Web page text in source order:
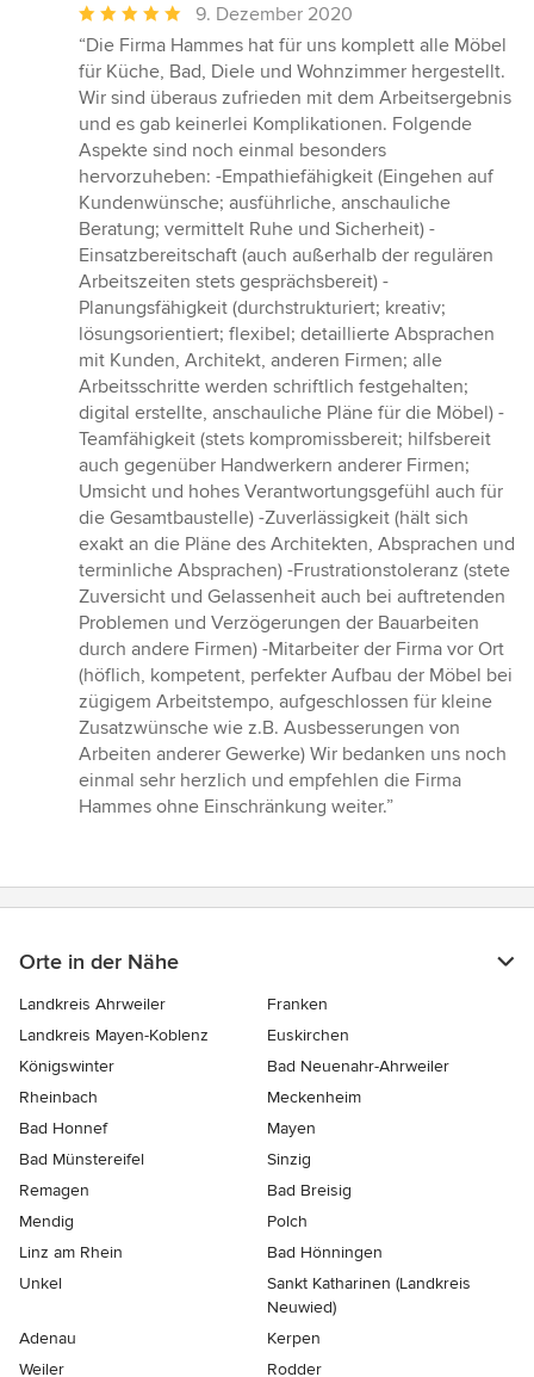
Durchschnittliche
Bewertung:
5
von
5
Sternen
9. Dezember 2020
“Die Firma Hammes hat für uns komplett alle Möbel
für Küche, Bad, Diele und Wohnzimmer hergestellt.
Wir sind überaus zufrieden mit dem Arbeitsergebnis
und es gab keinerlei Komplikationen. Folgende
Aspekte sind noch einmal besonders
hervorzuheben: -Empathiefähigkeit (Eingehen auf
Kundenwünsche; ausführliche, anschauliche
Beratung; vermittelt Ruhe und Sicherheit) -
Einsatzbereitschaft (auch außerhalb der regulären
Arbeitszeiten stets gesprächsbereit) -
Planungsfähigkeit (durchstrukturiert; kreativ;
lösungsorientiert; flexibel; detaillierte Absprachen
mit Kunden, Architekt, anderen Firmen; alle
Arbeitsschritte werden schriftlich festgehalten;
digital erstellte, anschauliche Pläne für die Möbel) -
Teamfähigkeit (stets kompromissbereit; hilfsbereit
auch gegenüber Handwerkern anderer Firmen;
Umsicht und hohes Verantwortungsgefühl auch für
die Gesamtbaustelle) -Zuverlässigkeit (hält sich
exakt an die Pläne des Architekten, Absprachen und
terminliche Absprachen) -Frustrationstoleranz (stete
Zuversicht und Gelassenheit auch bei auftretenden
Problemen und Verzögerungen der Bauarbeiten
durch andere Firmen) -Mitarbeiter der Firma vor Ort
(höflich, kompetent, perfekter Aufbau der Möbel bei
zügigem Arbeitstempo, aufgeschlossen für kleine
Zusatzwünsche wie z.B. Ausbesserungen von
Arbeiten anderer Gewerke) Wir bedanken uns noch
einmal sehr herzlich und empfehlen die Firma
Hammes ohne Einschränkung weiter.”
Orte in der Nähe
Landkreis Ahrweiler
Franken
Landkreis Mayen-Koblenz
Euskirchen
Königswinter
Bad Neuenahr-Ahrweiler
Rheinbach
Meckenheim
Bad Honnef
Mayen
Bad Münstereifel
Sinzig
Remagen
Bad Breisig
Mendig
Polch
Linz am Rhein
Bad Hönningen
Unkel
Sankt Katharinen (Landkreis
Neuwied)
Adenau
Kerpen
Weiler
Rodder